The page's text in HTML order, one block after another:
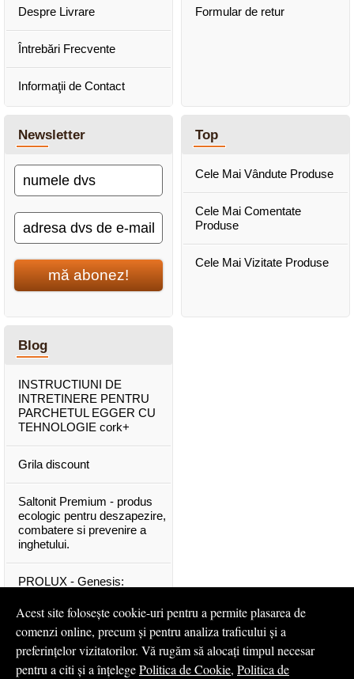
Despre Livrare
Întrebări Frecvente
Informaţii de Contact
Formular de retur
Newsletter
mă abonez!
Top
Cele Mai Vândute Produse
Cele Mai Comentate
Produse
Cele Mai Vizitate Produse
Blog
INSTRUCTIUNI DE
INTRETINERE PENTRU
PARCHETUL EGGER CU
TEHNOLOGIE cork+
Grila discount
Saltonit Premium - produs
ecologic pentru deszapezire,
combatere si prevenire a
inghetului.
PROLUX - Genesis:
calitate superioara
Mascota PROLUX Genesis
Acest site folosește cookie-uri pentru a permite plasarea de
comenzi online, precum și pentru analiza traficului și a
preferințelor vizitatorilor. Vă rugăm să alocați timpul necesar
pentru a citi și a înțelegePolitica de Cookie, Politica de